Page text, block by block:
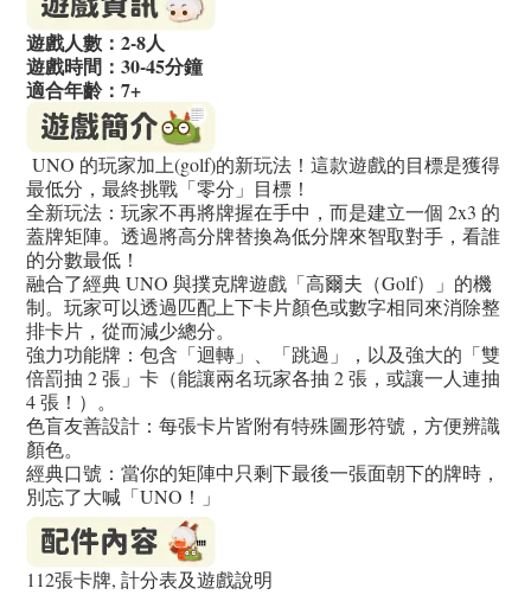
遊戲人數：2-8人
遊戲時間：30-45分鐘
適合年齡：7+
UNO 的玩家加上(golf)的新玩法！這款遊戲的目標是獲得
最低分，最終挑戰「零分」目標！
全新玩法：玩家不再將牌握在手中，而是建立一個 2x3 的
蓋牌矩陣。透過將高分牌替換為低分牌來智取對手，看誰
的分數最低！
融合了經典 UNO 與撲克牌遊戲「高爾夫（Golf）」的機
制。玩家可以透過匹配上下卡片顏色或數字相同來消除整
排卡片，從而減少總分。
強力功能牌：包含「迴轉」、「跳過」，以及強大的「雙
倍罰抽 2 張」卡（能讓兩名玩家各抽 2 張，或讓一人連抽
4 張！）。
色盲友善設計：每張卡片皆附有特殊圖形符號，方便辨識
顏色。
經典口號：當你的矩陣中只剩下最後一張面朝下的牌時，
別忘了大喊「UNO！」
112張卡牌, 計分表及遊戲說明